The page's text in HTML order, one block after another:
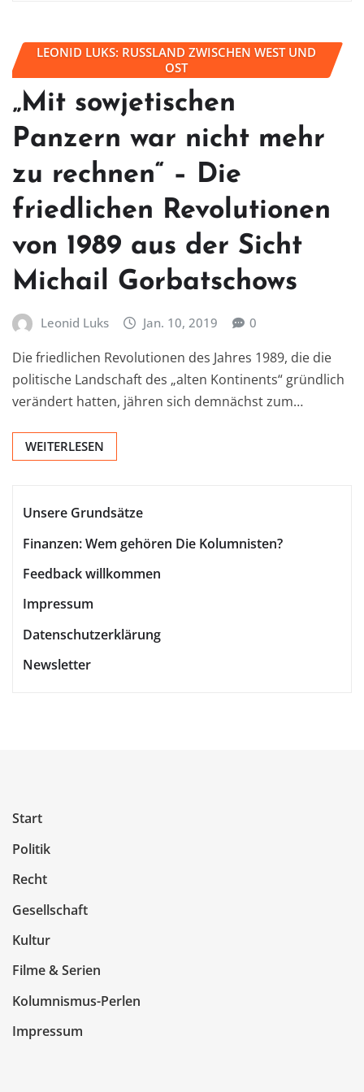
LEONID LUKS: RUSSLAND ZWISCHEN WEST UND
OST
„Mit sowjetischen
Panzern war nicht mehr
zu rechnen“ – Die
friedlichen Revolutionen
von 1989 aus der Sicht
Michail Gorbatschows
Leonid Luks Jan. 10, 2019 0
Die friedlichen Revolutionen des Jahres 1989, die die
politische Landschaft des „alten Kontinents“ gründlich
verändert hatten, jähren sich demnächst zum…
WEITERLESEN
Unsere Grundsätze
Finanzen: Wem gehören Die Kolumnisten?
Feedback willkommen
Impressum
Datenschutzerklärung
Newsletter
Start
Politik
Recht
Gesellschaft
Kultur
Filme & Serien
Kolumnismus-Perlen
Impressum